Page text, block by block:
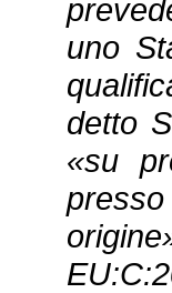
uno
detto
«su